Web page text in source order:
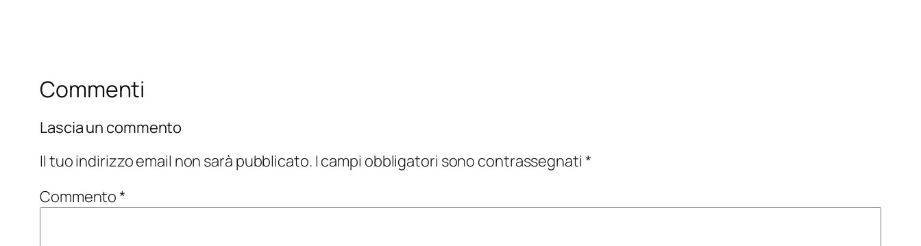
Commenti
Lascia un commento
Il tuo indirizzo email non sarà pubblicato. I campi obbligatori sono contrassegnati *
Commento*